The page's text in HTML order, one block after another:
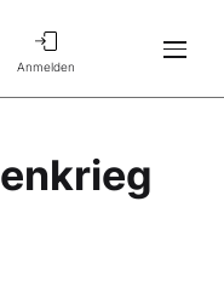
Anmelden